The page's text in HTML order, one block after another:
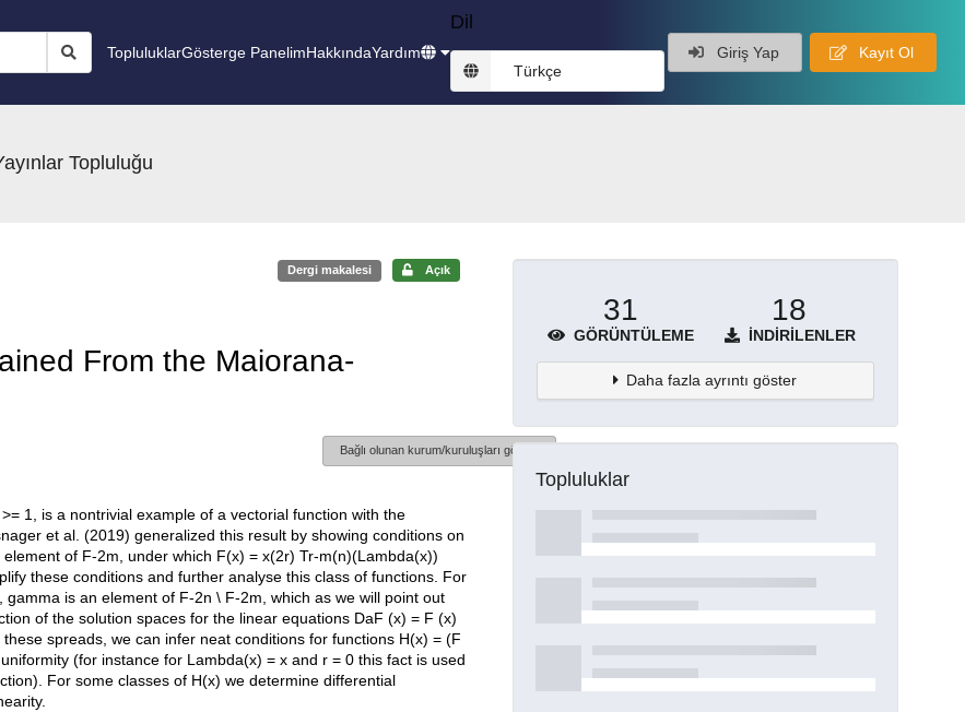
TopluluklarGösterge PanelimHakkındaYardım
Dil
Türkçe
Giriş Yap Kayıt Ol
Topluluğu
Dergi makalesi Açık
From the Maiorana-
Bağlı olunan kurum/kuruluşları göster
1, is a nontrivial example of a vectorial function with the
et al. (2019) generalized this result by showing conditions on
of F-2m, under which F(x) = x(2r) Tr-m(n)(Lambda(x))
these conditions and further analyse this class of functions. For
is an element of F-2n \ F-2m, which as we will point out
of the solution spaces for the linear equations DaF (x) = F (x)
spreads, we can infer neat conditions for functions H(x) = (F
(for instance for Lambda(x) = x and r = 0 this fact is used
For some classes of H(x) we determine differential
31
GÖRÜNTÜLEME
18
İNDIRILENLER
Daha fazla ayrıntı göster
Topluluklar